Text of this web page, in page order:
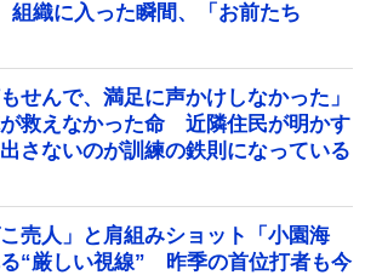
組織に入った瞬間、「お前たち
せんで、満足に声かけしなかった」
救えなかった命 近隣住民が明かす
出さないのが訓練の鉄則になっている
こ売人」と肩組みショット「小園海
“厳しい視線” 昨季の首位打者も今